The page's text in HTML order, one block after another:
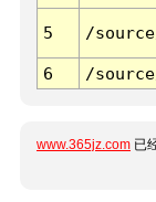
5 /
6 /
www.365jz.com 已